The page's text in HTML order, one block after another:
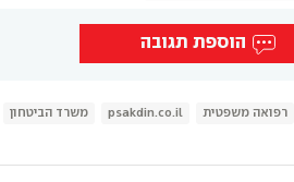
הוספת תגובה
רפואה משפטית psakdin.co.il משרד הביטחון